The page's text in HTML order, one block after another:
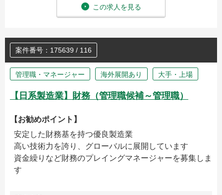
この求人を見る
案件番号：175639 / 116
管理職・マネージャー 海外展開あり 大手・上場
【日系製造業】財務（管理職候補～管理職）
【お勧めポイント】
安定した財務基を持つ優良製造業
高い技術力を誇り、グローバルに展開しています
資金繰りなど財務のプレイングマネージャーを募集しま
す